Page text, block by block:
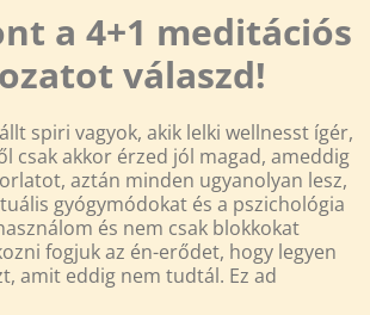
a 4+1 meditációs
válaszd!
spiri vagyok, akik lelki wellnesst ígér,
csak akkor érzed jól magad, ameddig
aztán minden ugyanolyan lesz,
gyógymódokat és a pszichológia
és nem csak blokkokat
fogjuk az én-erődet, hogy legyen
amit eddig nem tudtál. Ez ad